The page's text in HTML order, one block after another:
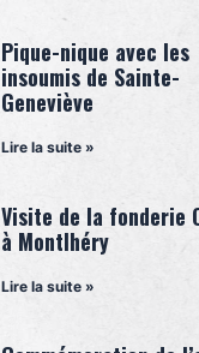
Pique-nique avec les
insoumis de Sainte-
Geneviève
Lire la suite »
Visite de la fonderie
à Montlhéry
Lire la suite »